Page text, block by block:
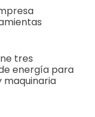
tres
energía para
maquinaria